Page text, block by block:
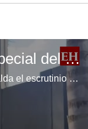
Tomás Zambrano respalda escrutinio especial del CNE
El jefe de bancada del Partido Nacional, Tomás Zambrano, respalda el escrutinio especial del CNE y afirma que el proceso debe garantizar transparencia y respeto a la voluntad popular.